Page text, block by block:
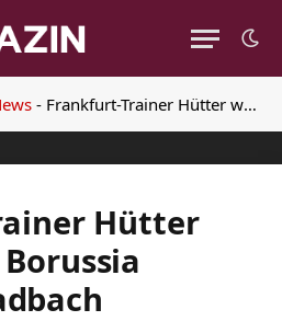
- Frankfurt-Trainer Hütter wechselt zu Borussia Mönchengladbach
Hütter